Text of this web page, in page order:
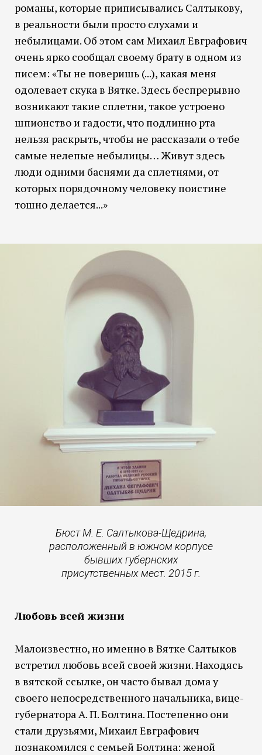
романы, которые приписывались Салтыкову,
в реальности были просто слухами и
небылицами. Об этом сам Михаил Евграфович
очень ярко сообщал своему брату в одном из
писем: «Ты не поверишь (...), какая меня
одолевает скука в Вятке. Здесь беспрерывно
возникают такие сплетни, такое устроено
шпионство и гадости, что подлинно рта
нельзя раскрыть, чтобы не рассказали о тебе
самые нелепые небылицы… Живут здесь
люди одними баснями да сплетнями, от
которых порядочному человеку поистине
тошно делается...»
Бюст М. Е. Салтыкова-Щедрина,
расположенный в южном корпусе
бывших губернских
присутственных мест. 2015 г.
Любовь всей жизни
Малоизвестно, но именно в Вятке Салтыков
встретил любовь всей своей жизни. Находясь
в вятской ссылке, он часто бывал дома у
своего непосредственного начальника, вице-
губернатора А. П. Болтина. Постепенно они
стали друзьями, Михаил Евграфович
познакомился с семьей Болтина: женой